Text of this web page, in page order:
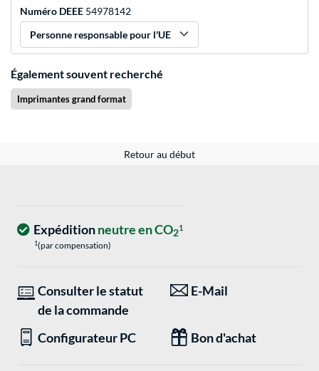
Numéro DEEE 54978142
Personne responsable pour l'UE
Également souvent recherché
Imprimantes grand format
Retour au début
Expéditionneutre en CO21
1(par compensation)
Consulter le statut
de la commande
E-Mail
Configurateur PC Bon d'achat